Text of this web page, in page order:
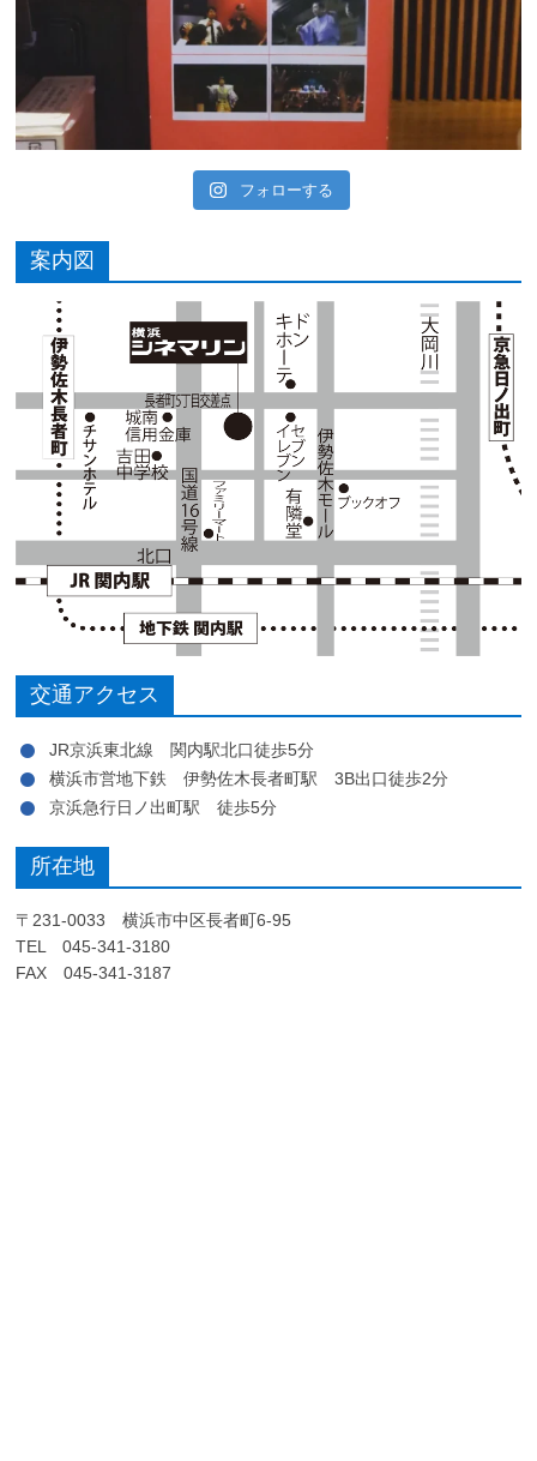
フォローする
案内図
交通アクセス
JR京浜東北線 関内駅北口徒歩5分
横浜市営地下鉄 伊勢佐木長者町駅 3B出口徒歩2分
京浜急行日ノ出町駅 徒歩5分
所在地
〒231-0033 横浜市中区長者町6-95
TEL 045-341-3180
FAX 045-341-3187